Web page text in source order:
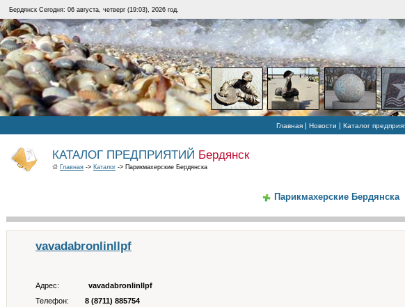
Бердянск Сегодня: 06 августа, четверг (19:03), 2026 год.
Главная| Новости | Каталог
КАТАЛОГ ПРЕДПРИЯТИЙ Бердянск
Главная -> Каталог -> Парикмахерские Бердянска
Парикмахерские Бердянска
vavadabronlinllpf
Адрес:
vavadabronlinllpf
Телефон:
8 (8711) 885754